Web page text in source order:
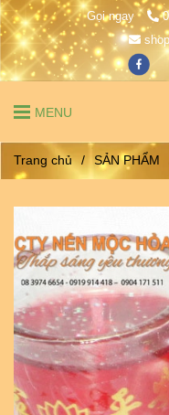
Gọi ngay
MENU
Trang chủ / SẢN PHẨM